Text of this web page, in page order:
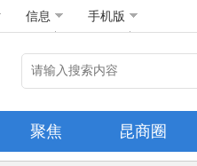
信息 手机版
聚焦 昆商圈